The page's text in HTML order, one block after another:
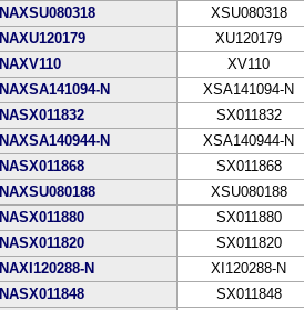
INAXSU080318
XSU080318
INAXU120179
XU120179
INAXV110
XV110
INAXSA141094-N
XSA141094-N
INASX011832
SX011832
INAXSA140944-N
XSA140944-N
INASX011868
SX011868
INAXSU080188
XSU080188
INASX011880
SX011880
INASX011820
SX011820
INAXI120288-N
XI120288-N
INASX011848
SX011848